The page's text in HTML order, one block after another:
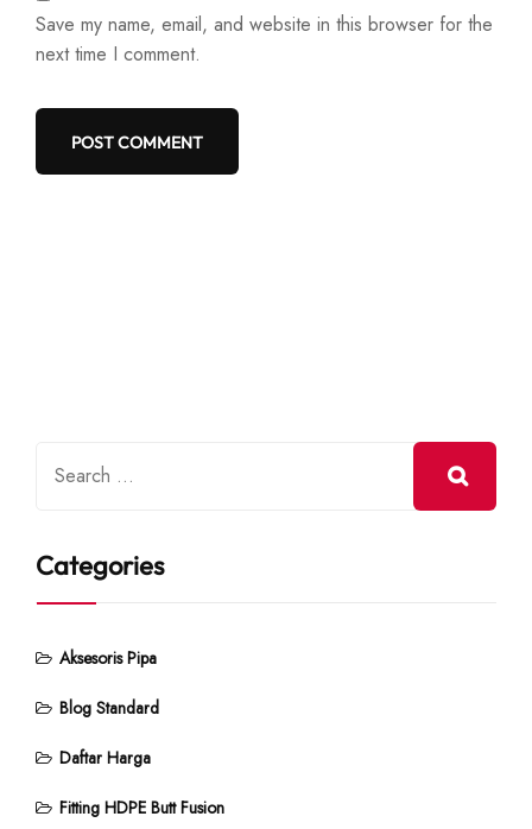
Save my name, email, and website in this browser for the
next time I comment.
Categories
Aksesoris Pipa
Blog Standard
Daftar Harga
Fitting HDPE Butt Fusion